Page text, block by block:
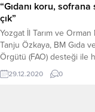
“Gıdanı koru, sofrana
çık”
Yozgat İl Tarım ve
Tanju Özkaya, BM Gıda
Örgütü (FAO) desteği ile
geçirilen "Gıdanı Koru,
Sahip Çık" projesi
29.12.2020 0